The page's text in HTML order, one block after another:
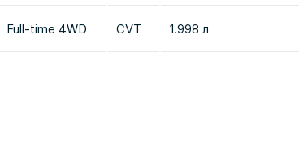
Full-time 4WD CVT 1.998 л